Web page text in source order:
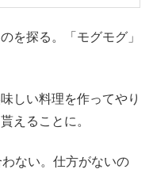
を探る。「モグモグ」
しい料理を作ってやり
えることに。
ない。仕方がないの